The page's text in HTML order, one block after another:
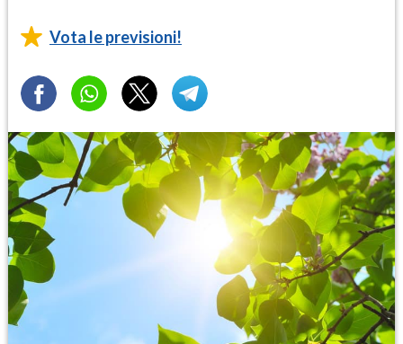
Vota le previsioni!